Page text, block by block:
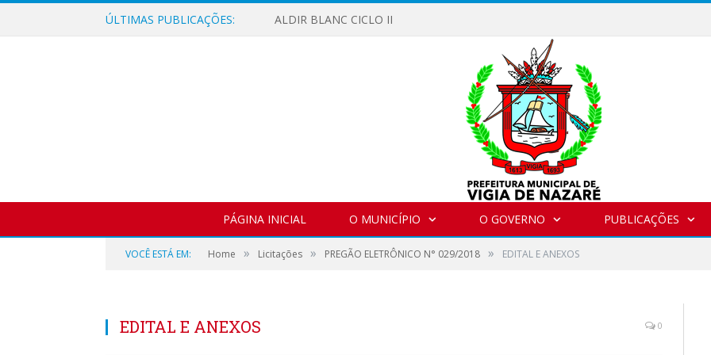
ÚLTIMAS PUBLICAÇÕES: ALDIR BLANC CICLO II
PÁGINA INICIAL O MUNICÍPIO O GOVERNO PUBLICAÇÕES
VOCÊ ESTÁ EM: Home » Licitações » PREGÃO ELETRÔNICO N° 029/2018 » EDITAL E ANEXOS
EDITAL E ANEXOS 0